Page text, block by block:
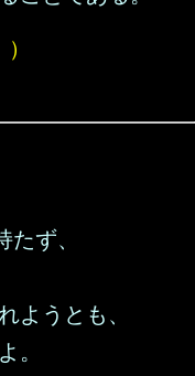
）
ず、
ようとも、
。